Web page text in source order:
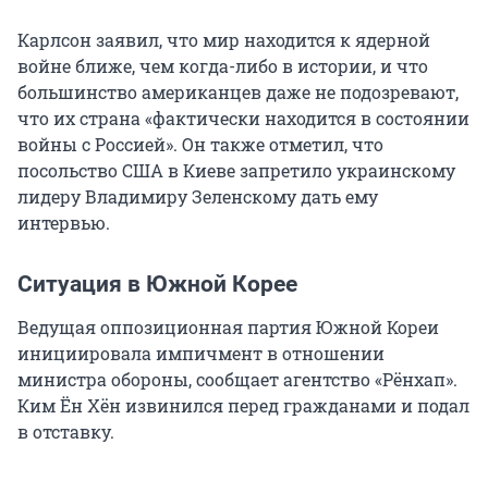
Карлсон заявил, что мир находится к ядерной
войне ближе, чем когда-либо в истории, и что
большинство американцев даже не подозревают,
что их страна «фактически находится в состоянии
войны с Россией». Он также отметил, что
посольство США в Киеве запретило украинскому
лидеру Владимиру Зеленскому дать ему
интервью.
Ситуация в Южной Корее
Ведущая оппозиционная партия Южной Кореи
инициировала импичмент в отношении
министра обороны, сообщает агентство «Рёнхап».
Ким Ён Хён извинился перед гражданами и подал
в отставку.